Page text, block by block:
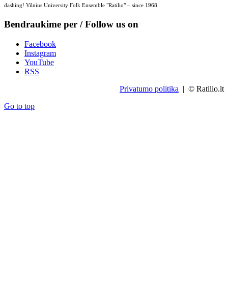
dashing! Vilnius University Folk Ensemble "Ratilio" – since 1968.
Bendraukime per / Follow us on
Facebook
Instagram
YouTube
RSS
Privatumo politika | © Ratilio.lt
Go to top